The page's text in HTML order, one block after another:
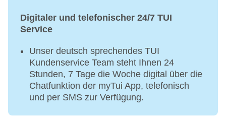
Digitaler und telefonischer 24/7 TUI
Service
Unser deutsch sprechendes TUI
Kundenservice Team steht Ihnen 24
Stunden, 7 Tage die Woche digital über die
Chatfunktion der myTui App, telefonisch
und per SMS zur Verfügung.